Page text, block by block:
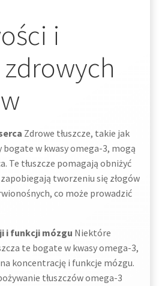
i
Zdrowe tłuszcze, takie jak
bogate w kwasy omega-3, mogą
Te tłuszcze pomagają obniżyć
tworzeniu się złogów
co może prowadzić
i funkcji mózgu Niektóre
te bogate w kwasy omega-3,
koncentrację i funkcje mózgu.
tłuszczów omega-3